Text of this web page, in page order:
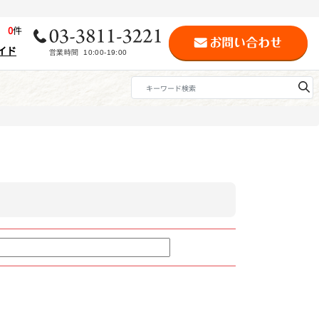
0件
ド